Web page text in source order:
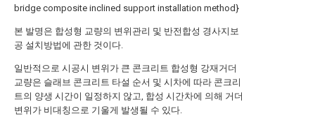
bridge composite inclined support installation method}
본 발명은 합성형 교량의 변위관리 및 반전합성 경사지보
공 설치방법에 관한 것이다.
일반적으로 시공시 변위가 큰 콘크리트 합성형 강재거더
교량은 슬래브 콘크리트 타설 순서 및 시차에 따라 콘크리
트의 양생 시간이 일정하지 않고, 합성 시간차에 의해 거더
변위가 비대칭으로 기울게 발생될 수 있다.